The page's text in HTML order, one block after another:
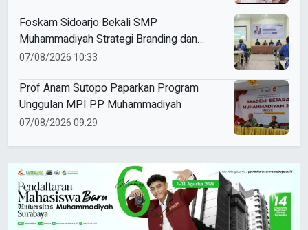
Foskam Sidoarjo Bekali SMP
Muhammadiyah Strategi Branding dan
Marketing Sekolah
07/08/2026 10:33
Prof Anam Sutopo Paparkan Program
Unggulan MPI PP Muhammadiyah
07/08/2026 09:29